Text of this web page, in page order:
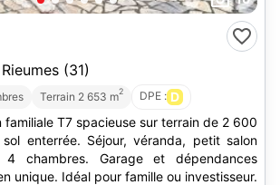
Rieumes (31)
Terrain 2 653 m2 DPE : D
familiale T7 spacieuse sur terrain de 2 600
enterrée. Séjour, véranda, petit salon
4 chambres. Garage et dépendances
unique. Idéal pour famille ou investisseur.